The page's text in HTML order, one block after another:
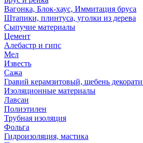
Вагонка, Блок-хаус, Иммитация бруса
Штапики, плинтуса, уголки из дерева
Сыпучие материалы
Цемент
Алебастр и гипс
Мел
Известь
Сажа
Гравий керамзитовый, щебень
Изоляционные материалы
Лавсан
Полиэтилен
Трубная изоляция
Фольга
Гидроизоляция, мастика